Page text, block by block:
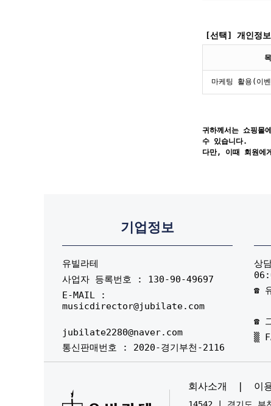
[선택] 개인정
마케팅 활용(이
귀하께서는 쇼핑몰
수 있습니다.
다만, 이때 회원에
기업정보
유빌라테
사업자 등록번호 : 130-90-49697
E-MAIL :
musicdirector@jubilate.com
jubilate2280@naver.com
통신판매번호 : 2020-경기부천-2116
상
☎
☎
▒
회사소개 이